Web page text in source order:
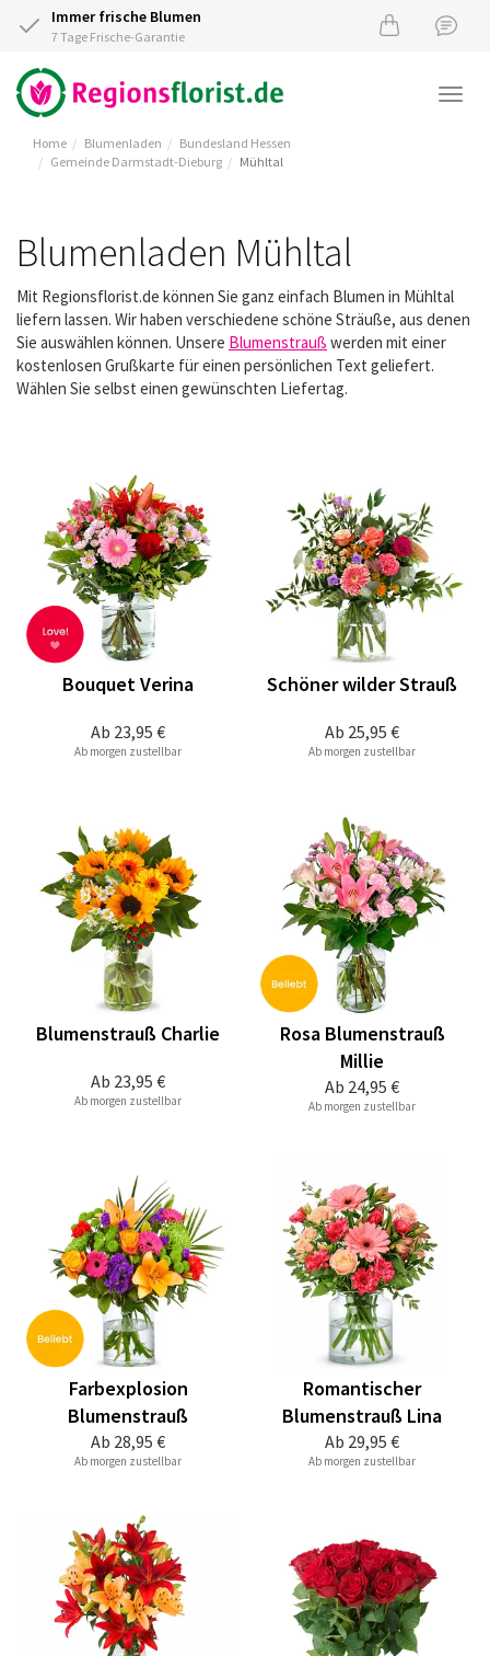
Immer frische Blumen
7 Tage Frische-Garantie
Home Blumenladen
Bundesland Hessen
Gemeinde Darmstadt-Dieburg
Mühltal
Blumenladen Mühltal
Mit Regionsflorist.de können Sie ganz einfach Blumen in Mühltal
liefern lassen. Wir haben verschiedene schöne Sträuße, aus denen
Sie auswählen können. Unsere Blumenstrauß werden mit einer
kostenlosen Grußkarte für einen persönlichen Text geliefert.
Wählen Sie selbst einen gewünschten Liefertag.
Ab 23,95 €
Bouquet Verina
Ab morgen zustellbar
Ab 25,95 €
Schöner wilder Strauß
Ab morgen zustellbar
Ab 23,95 €
Blumenstrauß Charlie
Ab morgen zustellbar
Ab 24,95 €
Rosa Blumenstrauß
Millie
Ab morgen zustellbar
Ab 28,95 €
Farbexplosion
Blumenstrauß
Ab morgen zustellbar
Ab 29,95 €
Romantischer
Blumenstrauß Lina
Ab morgen zustellbar